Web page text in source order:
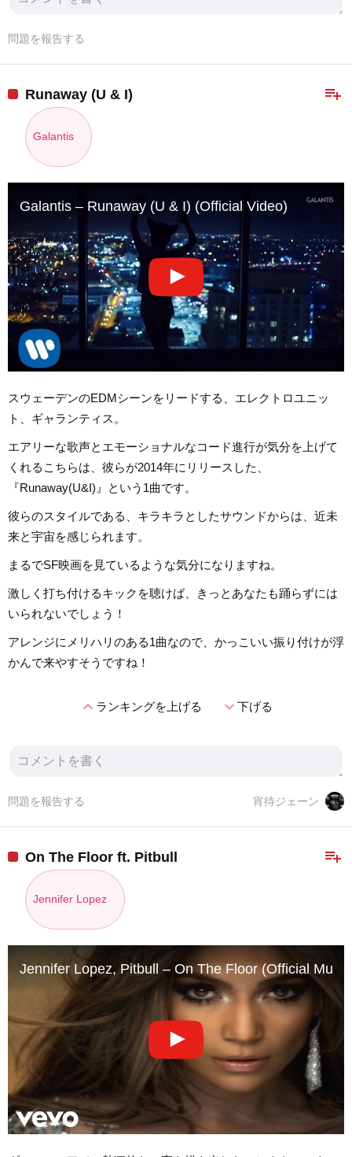
問題を報告する
playlist_add
Runaway (U & I)
Galantis
Galantis – Runaway (U & I) (Official Video)
スウェーデンのEDMシーンをリードする、エレクトロユニッ
ト、ギャランティス。
エアリーな歌声とエモーショナルなコード進行が気分を上げて
くれるこちらは、彼らが2014年にリリースした、
『Runaway(U&I)』という1曲です。
彼らのスタイルである、キラキラとしたサウンドからは、近未
来と宇宙を感じられます。
まるでSF映画を見ているような気分になりますね。
激しく打ち付けるキックを聴けば、きっとあなたも踊らずには
いられないでしょう！
アレンジにメリハリのある1曲なので、かっこいい振り付けが浮
かんで来やすそうですね！
expand_lessランキングを上げる expand_more下げる
宵待ジェーン
問題を報告する
playlist_add
On The Floor ft. Pitbull
Jennifer Lopez
Jennifer Lopez, Pitbull – On The Floor (Official